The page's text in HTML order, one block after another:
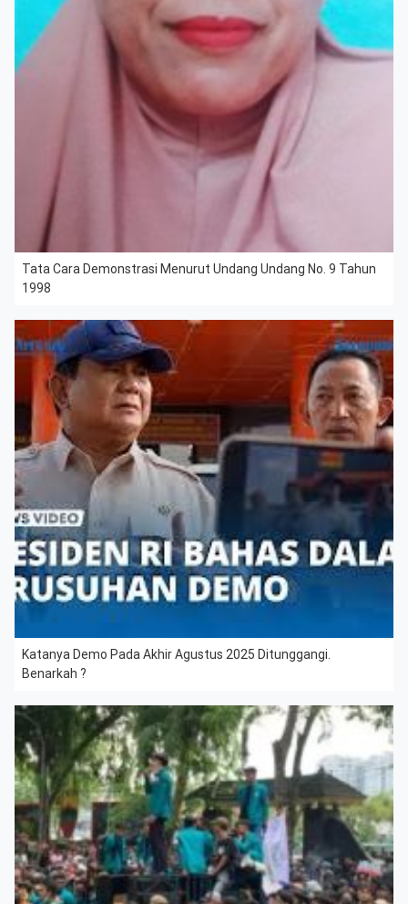
Tata Cara Demonstrasi Menurut Undang Undang No. 9 Tahun
1998
Katanya Demo Pada Akhir Agustus 2025 Ditunggangi.
Benarkah ?